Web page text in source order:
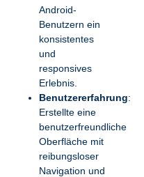
Android-
Benutzern ein
konsistentes
und
responsives
Erlebnis.
Benutzererfahrung:
Erstellte eine
benutzerfreundliche
Oberfläche mit
reibungsloser
Navigation und